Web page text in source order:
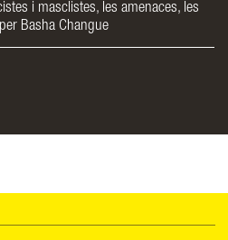
i masclistes, les amenaces, les
Basha Changue